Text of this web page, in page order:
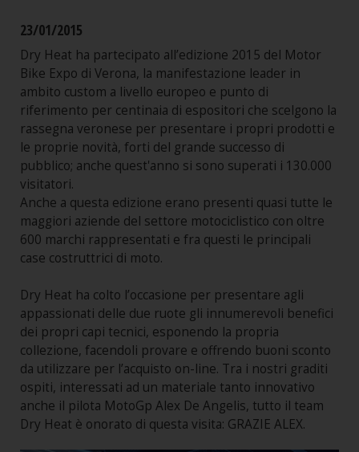
23/01/2015
Dry Heat ha partecipato all’edizione 2015 del Motor
Bike Expo di Verona, la manifestazione leader in
ambito custom a livello europeo e punto di
riferimento per centinaia di espositori che scelgono la
rassegna veronese per presentare i propri prodotti e
le proprie novità, forti del grande successo di
pubblico; anche quest'anno si sono superati i 130.000
visitatori.
Anche a questa edizione erano presenti quasi tutte le
maggiori aziende del settore motociclistico con oltre
600 marchi rappresentati e fra questi le principali
case costruttrici di moto.
Dry Heat ha colto l’occasione per presentare agli
appassionati delle due ruote gli innumerevoli benefici
dei propri capi tecnici, esponendo la propria
collezione, facendoli provare e offrendo buoni sconto
da utilizzare per l’acquisto on-line. Tra i nostri graditi
ospiti, interessati ad un materiale tanto innovativo
anche il pilota MotoGp Alex De Angelis, tutto il team
Dry Heat è onorato di questa visita: GRAZIE ALEX.